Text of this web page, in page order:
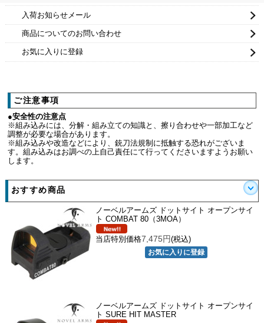
入荷お知らせメール
商品についてのお問い合わせ
お気に入りに登録
ご注意事項
●安全性の注意点
※組み込みには、分解・組み立ての知識と、擦り合わせや一部加工など
調整が必要な場合があります。
※組み込みや改造などにより、銃刀法規制に抵触する恐れがございま
す。組み込みはお調べの上自己責任にて行ってくださいますようお願い
します。
おすすめ商品
ノーベルアームズ ドットサイト オープンサイ
ト COMBAT 80（3MOA）
当店特別価格7,475円(税込)
ノーベルアームズ ドットサイト オープンサイ
ト SURE HIT MASTER